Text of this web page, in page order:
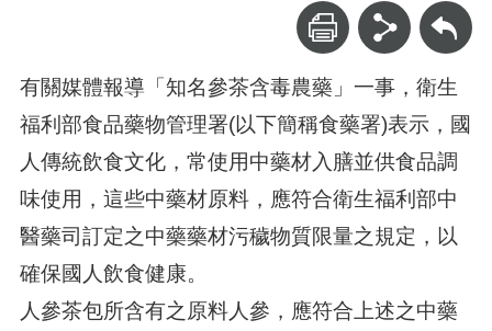
回上一頁
有關媒體報導「知名參茶含毒農藥」一事，衛生
福利部食品藥物管理署(以下簡稱食藥署)表示，國
人傳統飲食文化，常使用中藥材入膳並供食品調
味使用，這些中藥材原料，應符合衛生福利部中
醫藥司訂定之中藥藥材污穢物質限量之規定，以
確保國人飲食健康。
人參茶包所含有之原料人參，應符合上述之中藥